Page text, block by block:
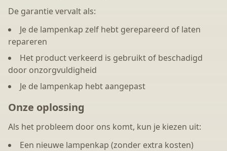
De garantie vervalt als:
Je de lampenkap zelf hebt gerepareerd of laten
repareren
Het product verkeerd is gebruikt of beschadigd
door onzorgvuldigheid
Je de lampenkap hebt aangepast
Onze oplossing
Als het probleem door ons komt, kun je kiezen uit:
Een nieuwe lampenkap (zonder extra kosten)